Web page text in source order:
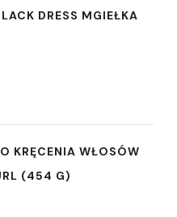
DRESS MGIEŁKA
KRĘCENIA WŁOSÓW
(454 G)